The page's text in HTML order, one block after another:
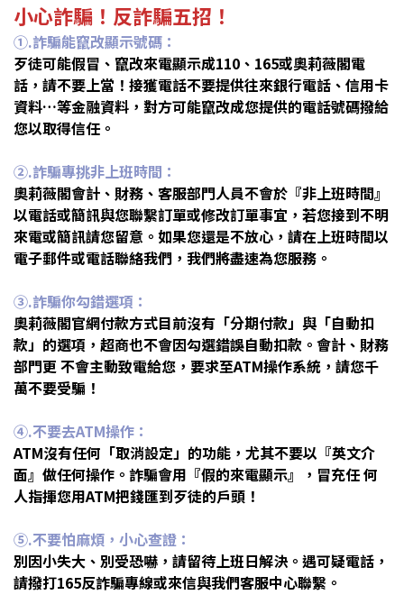
小心詐騙！反詐騙五招！
①.詐騙能竄改顯示號碼：
歹徒可能假冒、竄改來電顯示成110、165或奧莉薇閣電
話，請不要上當！接獲電話不要提供往來銀行電話、信用卡
資料…等金融資料，對方可能竄改成您提供的電話號碼撥給
您以取得信任。
②.詐騙專挑非上班時間：
奧莉薇閣會計、財務、客服部門人員不會於『非上班時間』
以電話或簡訊與您聯繫訂單或修改訂單事宜，若您接到不明
來電或簡訊請您留意。如果您還是不放心，請在上班時間以
電子郵件或電話聯絡我們，我們將盡速為您服務。
③.詐騙你勾錯選項：
奧莉薇閣官網付款方式目前沒有「分期付款」與「自動扣
款」的選項，超商也不會因勾選錯誤自動扣款。會計、財務
部門更 不會主動致電給您，要求至ATM操作系統，請您千
萬不要受騙！
④.不要去ATM操作：
ATM沒有任何「取消設定」的功能，尤其不要以『英文介
面』做任何操作。詐騙會用『假的來電顯示』，冒充任 何
人指揮您用ATM把錢匯到歹徒的戶頭！
⑤.不要怕麻煩，小心查證：
別因小失大、別受恐嚇，請留待上班日解決。遇可疑電話，
請撥打165反詐騙專線或來信與我們客服中心聯繫。